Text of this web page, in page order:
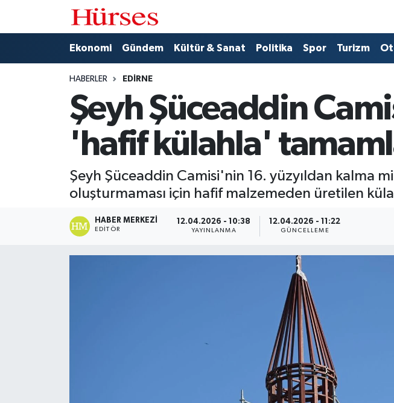
Ekonomi Gündem Kültür & Sanat Politika Spor Turizm
HABERLER EDIRNE
Şeyh Şüceaddin
'hafif külahla'
Şeyh Şüceaddin Camisi'nin 16. yüzyıldan kalma
oluşturmaması için hafif malzemeden üretilen
HABER MERKEZI
EDITÖR
12.04.2026 - 10:38
YAYINLANMA
12.04.2026 - 11:22
GÜNCELLEME
Ekonomi
Gündem
Kültür & Sanat
Hava Durumu
Trafik Durumu
Süper Lig Puan Durumu ve Fikstür
Tüm Manşetler
Son Dakika Haberleri
Haber Arşivi